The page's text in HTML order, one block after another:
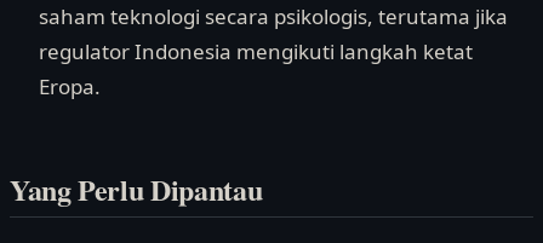
saham teknologi secara psikologis, terutama jika
regulator Indonesia mengikuti langkah ketat
Eropa.
Yang Perlu Dipantau